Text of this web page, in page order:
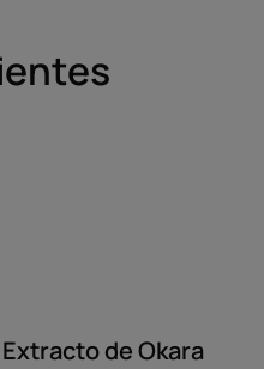
Extracto de Okara